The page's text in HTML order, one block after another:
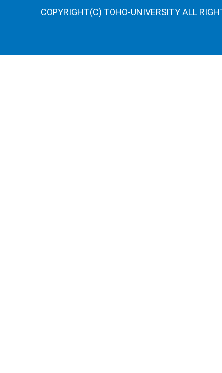
COPYRIGHT(C) TOHO-UNIVERSITY ALL